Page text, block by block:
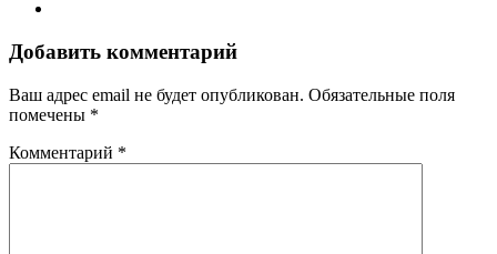
Добавить комментарий
Ваш адрес email не будет опубликован. Обязательные поля
помечены *
Комментарий *